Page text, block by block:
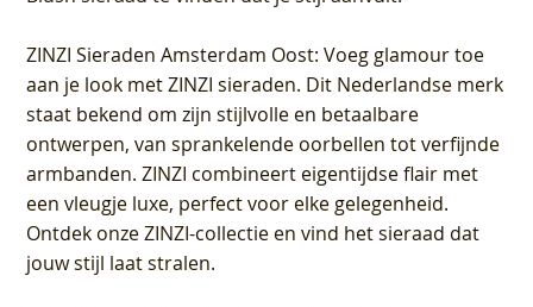
ZINZI Sieraden Amsterdam Oost: Voeg glamour toe
aan je look met ZINZI sieraden. Dit Nederlandse merk
staat bekend om zijn stijlvolle en betaalbare
ontwerpen, van sprankelende oorbellen tot verfijnde
armbanden. ZINZI combineert eigentijdse flair met
een vleugje luxe, perfect voor elke gelegenheid.
Ontdek onze ZINZI-collectie en vind het sieraad dat
jouw stijl laat stralen.